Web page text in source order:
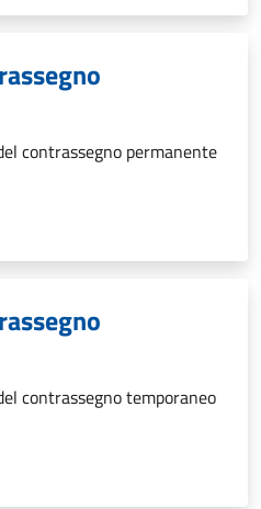
contrassegno permanente
contrassegno temporaneo